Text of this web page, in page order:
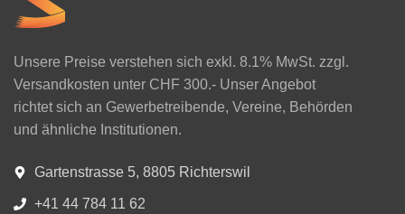
Unsere Preise verstehen sich exkl. 8.1% MwSt. zzgl.
Versandkosten unter CHF 300.- Unser Angebot
richtet sich an Gewerbetreibende, Vereine, Behörden
und ähnliche Institutionen.
Gartenstrasse 5, 8805 Richterswil
+41 44 784 11 62